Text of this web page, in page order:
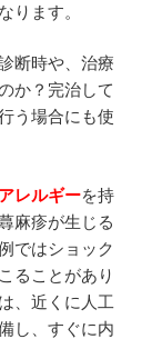
ります。
断時や、治療
か？完治して
う場合にも使
レルギーを持
麻疹が生じる
ではショック
ることがあり
、近くに人工
し、すぐに内